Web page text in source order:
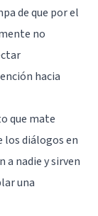
de que por el
no
hacia
que mate
los diálogos en
a nadie y sirven
una